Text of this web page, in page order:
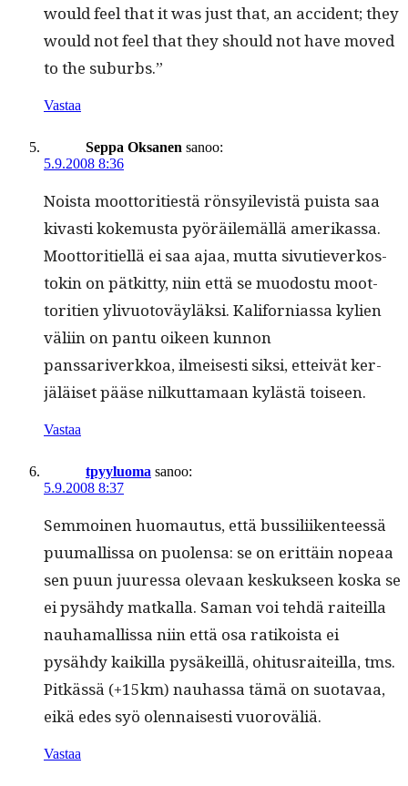
would feel that it was just that, an acci­dent; they
would not feel that they should not have moved
to the suburbs.”
Vastaa
Seppa Oksanen sanoo:
5.9.2008 8:36
Noista moot­tori­ti­estä rön­sy­ile­vistä puista saa
kivasti koke­mus­ta pyöräilemäl­lä amerikas­sa.
Moot­tori­tiel­lä ei saa ajaa, mut­ta sivu­tiev­erkos­
tokin on pätkit­ty, niin että se muo­dos­tu moot­
tori­tien ylivuo­toväyläk­si. Kali­for­ni­as­sa kylien
väli­in on pan­tu oikeen kun­non
panssariverkkoa, ilmeis­es­ti sik­si, etteivät ker­
jäläiset pääse nilkut­ta­maan kylästä toiseen.
Vastaa
tpyyluoma sanoo:
5.9.2008 8:37
Sem­moinen huo­mau­tus, että bus­sili­iken­teessä
puumallis­sa on puolen­sa: se on erit­täin nopeaa
sen puun juures­sa ole­vaan keskuk­seen kos­ka se
ei pysähdy matkalla. Saman voi tehdä raiteil­la
nauhamallis­sa niin että osa ratikoista ei
pysähdy kaikil­la pysäkeil­lä, ohi­tus­raiteil­la, tms.
Pitkässä (+15km) nauhas­sa tämä on suo­tavaa,
eikä edes syö olen­nais­es­ti vuoroväliä.
Vastaa